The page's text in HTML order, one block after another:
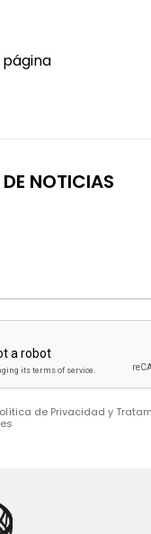
NOTICIAS
de Privacidad y